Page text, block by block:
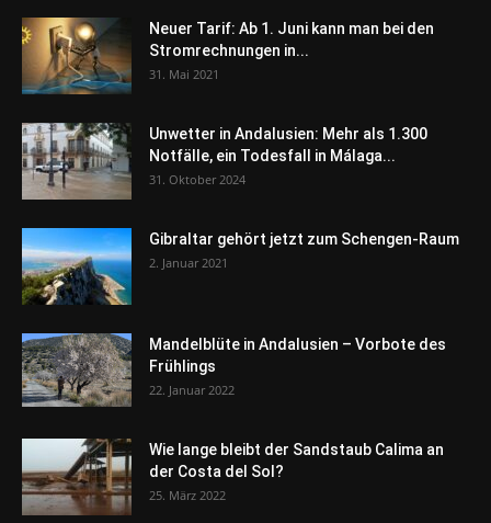
Neuer Tarif: Ab 1. Juni kann man bei den
Stromrechnungen in...
31. Mai 2021
Unwetter in Andalusien: Mehr als 1.300
Notfälle, ein Todesfall in Málaga...
31. Oktober 2024
Gibraltar gehört jetzt zum Schengen-Raum
2. Januar 2021
Mandelblüte in Andalusien – Vorbote des
Frühlings
22. Januar 2022
Wie lange bleibt der Sandstaub Calima an
der Costa del Sol?
25. März 2022